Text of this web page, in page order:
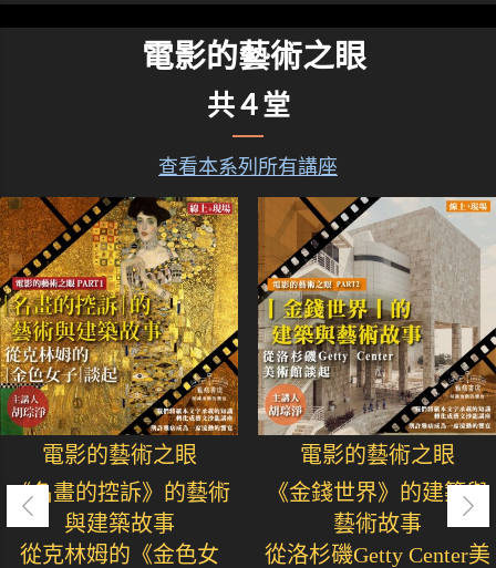
電影的藝術之眼
共４堂
查看本系列所有講座
電影的藝術之眼
《名畫的控訴》的藝術
與建築故事
從克林姆的《金色女
電影的藝術之眼
《金錢世界》的建築與
藝術故事
從洛杉磯Getty Center美